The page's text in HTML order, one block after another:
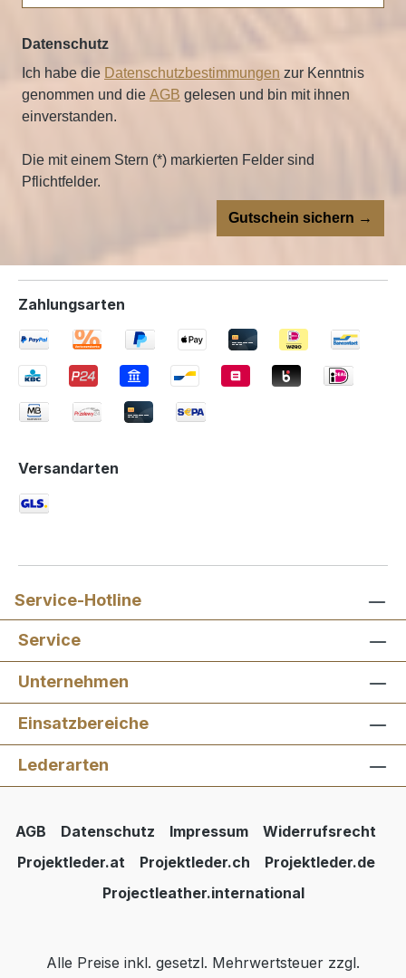
Datenschutz
Ich habe die Datenschutzbestimmungen zur Kenntnis
genommen und die AGB gelesen und bin mit ihnen
einverstanden.
Die mit einem Stern (*) markierten Felder sind
Pflichtfelder.
Gutschein sichern →
Zahlungsarten
Versandarten
Service-Hotline
Service
Unternehmen
Einsatzbereiche
Lederarten
AGB Datenschutz Impressum
Widerrufsrecht
Projektleder.at
Projektleder.ch
Projektleder.de
Projectleather.international
Alle Preise inkl. gesetzl. Mehrwertsteuer zzgl.